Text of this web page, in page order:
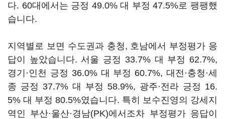
다. 60대에서는 긍정 49.0% 대 부정 47.5%로 팽팽했
습니다.
지역별로 보면 수도권과 충청, 호남에서 부정평가 응
답이 높았습니다. 서울 긍정 33.7% 대 부정 62.7%,
경기·인천 긍정 36.0% 대 부정 60.7%, 대전·충청·세
종 긍정 37.7% 대 부정 58.9%, 광주·전라 긍정 16.
5% 대 부정 80.5%였습니다. 특히 보수진영의 강세지
역인 부산·울산·경남(PK)에서조차 부정평가 응답이